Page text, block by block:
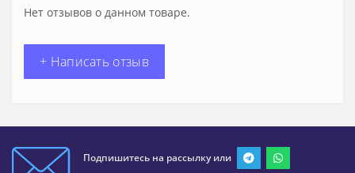
Нет отзывов о данном товаре.
+ Написать отзыв
Подпишитесь на рассылку или